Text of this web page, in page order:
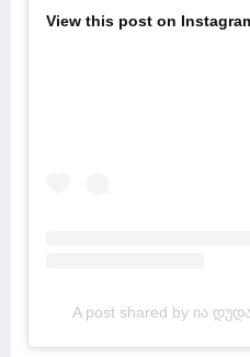
View this post on
A post shared by ია